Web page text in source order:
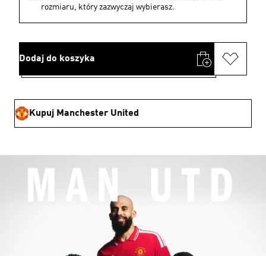
rozmiaru, który zazwyczaj wybierasz.
Dodaj do koszyka
Kupuj Manchester United